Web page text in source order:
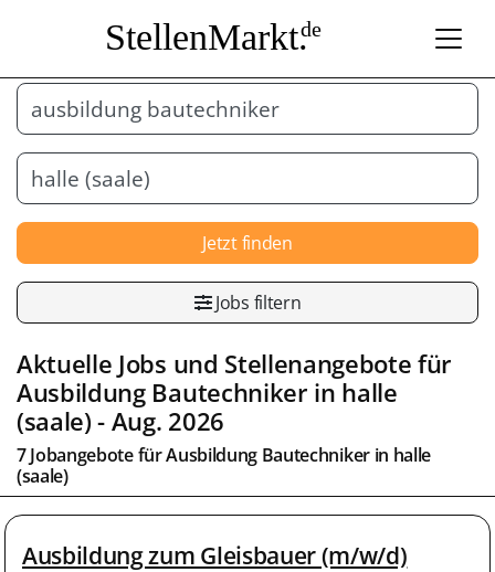
StellenMarkt.de
Jetzt finden
Jobs filtern
Aktuelle Jobs und Stellenangebote für
Ausbildung Bautechniker in halle
(saale)- Aug. 2026
7 Jobangebote fürAusbildung Bautechnikerin halle
(saale)
Ausbildung zum Gleisbauer (m/w/d)